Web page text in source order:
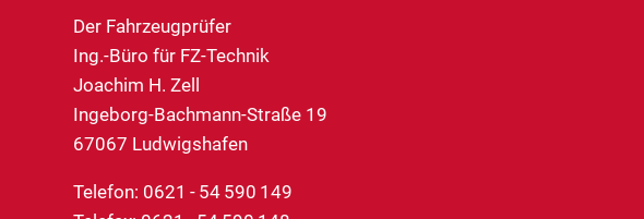
Der Fahrzeugprüfer
Ing.-Büro für FZ-Technik
Joachim H. Zell
Ingeborg-Bachmann-Straße 19
67067 Ludwigshafen
Telefon: 0621 - 54 590 149